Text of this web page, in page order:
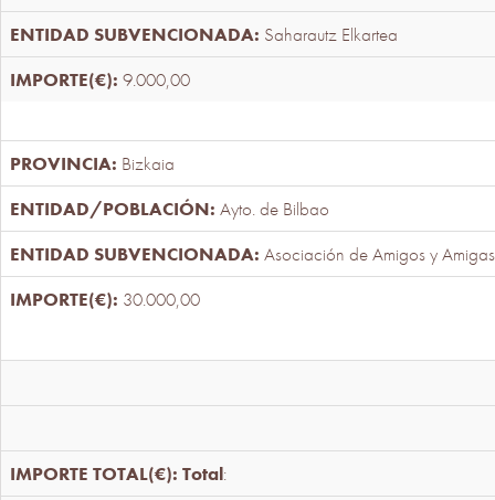
Saharautz Elkartea
9.000,00
Bizkaia
Ayto. de Bilbao
Asociación de Amigos y
30.000,00
Total: